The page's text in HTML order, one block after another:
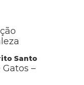
Santo
–